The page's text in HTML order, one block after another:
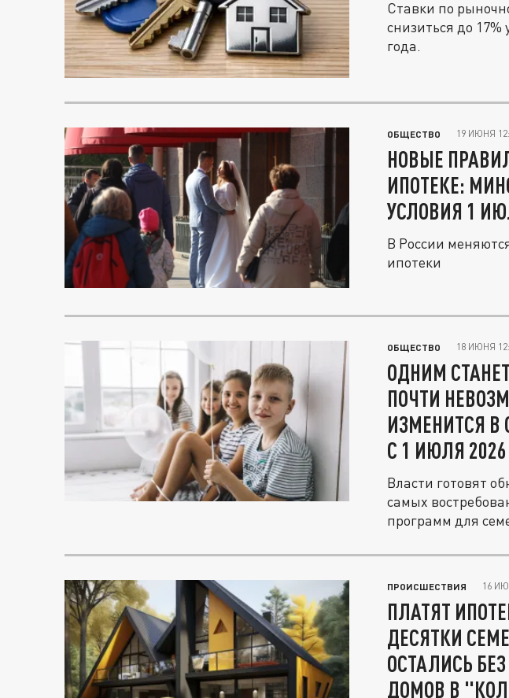
Ставки по
снизиться до 17%
года.
ОБЩЕСТВО 19 ИЮНЯ
НОВЫЕ
ИПОТЕКЕ:
УСЛОВИЯ 1
В России
ипотеки
ОБЩЕСТВО 18 ИЮНЯ
ОДНИМ
ПОЧТИ
ИЗМЕНИТСЯ В
С 1 ИЮЛЯ
Власти готовят
самых
программ для
ПРОИСШЕСТВИЯ 16
ПЛАТЯТ
ДЕСЯТКИ
ОСТАЛИСЬ
ДОМОВ В